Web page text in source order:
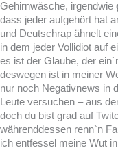
Gehirnwäsche, irgendwie
dass jeder aufgehört hat
und Deutschrap ähnelt
in dem jeder Vollidiot auf
es ist der Glaube, der
deswegen ist in meiner
nur noch Negativnews in
Leute versuchen – aus
doch du bist grad auf
währenddessen renn`n
ich entfessel meine Wut in